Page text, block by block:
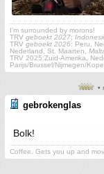
I'm surrounded by morons!
TRV geboekt 2027:
TRV geboekt 2026: Peru,
Nederland, St. Maarten,
TRV 2025:Zuid-Amerika,
Parijs/Brussel/Nijmegen/
•
gebrokenglas
Bolk!
Coffee. Gets you up and